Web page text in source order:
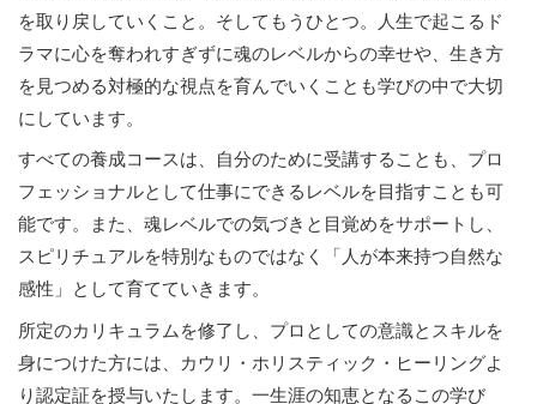
を取り戻していくこと。そしてもうひとつ。人生で起こるド
ラマに心を奪われすぎずに魂のレベルからの幸せや、生き方
を見つめる対極的な視点を育んでいくことも学びの中で大切
にしています。
すべての養成コースは、自分のために受講することも、プロ
フェッショナルとして仕事にできるレベルを目指すことも可
能です。また、魂レベルでの気づきと目覚めをサポートし、
スピリチュアルを特別なものではなく「人が本来持つ自然な
感性」として育てていきます。
所定のカリキュラムを修了し、プロとしての意識とスキルを
身につけた方には、カウリ・ホリスティック・ヒーリングよ
り認定証を授与いたします。一生涯の知恵となるこの学び